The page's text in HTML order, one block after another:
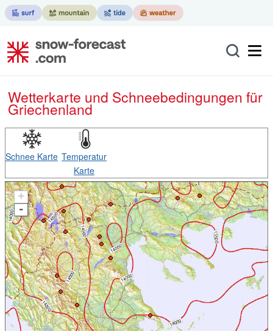
Wetterkarte und Schneebedingungen für
Griechenland
Schnee Karte Temperatur
Karte
+
-